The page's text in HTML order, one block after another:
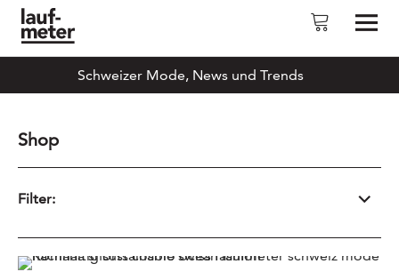
Schweizer Mode, News und Trends
Laufmeter-Shop
Shop
Filter: